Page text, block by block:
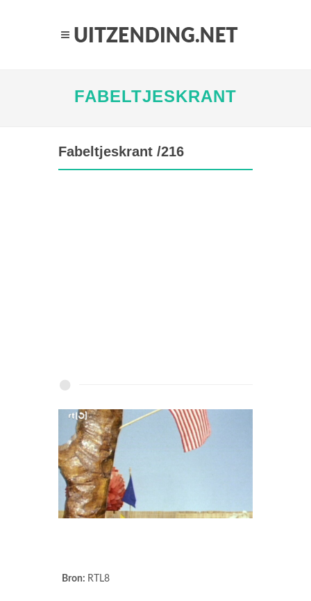
FABELTJESKRANT
Fabeltjeskrant /216
Bron: RTL8